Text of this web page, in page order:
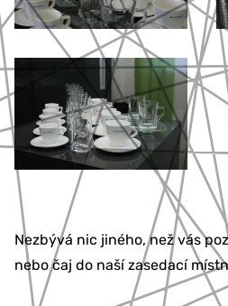
Nezbývá nic jiného, než vás
nebo čaj do naší zasedací